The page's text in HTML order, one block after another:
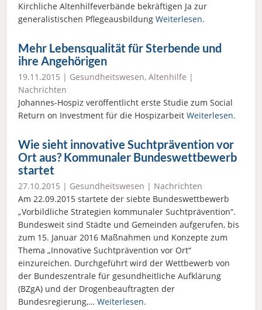
Kirchliche Altenhilfeverbände bekräftigen Ja zur
generalistischen Pflegeausbildung Weiterlesen.
Mehr Lebensqualität für Sterbende und
ihre Angehörigen
19.11.2015 | Gesundheitswesen, Altenhilfe |
Nachrichten
Johannes-Hospiz veröffentlicht erste Studie zum Social
Return on Investment für die Hospizarbeit Weiterlesen.
Wie sieht innovative Suchtprävention vor
Ort aus? Kommunaler Bundeswettbewerb
startet
27.10.2015 | Gesundheitswesen | Nachrichten
Am 22.09.2015 startete der siebte Bundeswettbewerb
„Vorbildliche Strategien kommunaler Suchtprävention“.
Bundesweit sind Städte und Gemeinden aufgerufen, bis
zum 15. Januar 2016 Maßnahmen und Konzepte zum
Thema „Innovative Suchtprävention vor Ort“
einzureichen. Durchgeführt wird der Wettbewerb von
der Bundeszentrale für gesundheitliche Aufklärung
(BZgA) und der Drogenbeauftragten der
Bundesregierung,… Weiterlesen.